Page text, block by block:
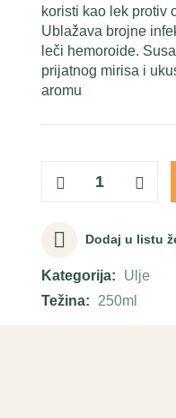
koristi kao lek protiv
Ublažava brojne
leči hemoroide.
prijatnog mirisa i
aromu
Dodaj u listu
Kategorija:
Ulje
Težina:
250ml